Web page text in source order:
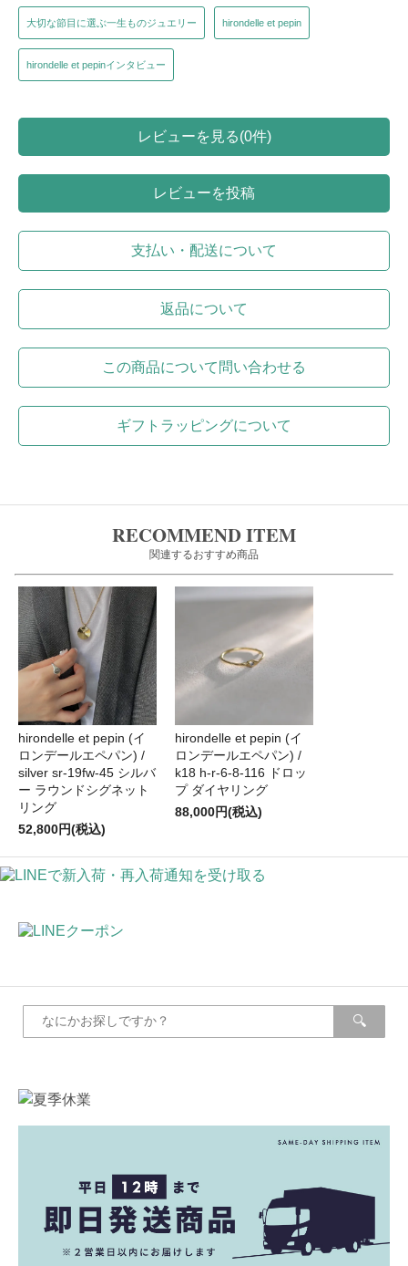
大切な節目に選ぶ一生ものジュエリー hirondelle et pepin
hirondelle et pepinインタビュー
レビューを見る(0件)
レビューを投稿
支払い・配送について
返品について
この商品について問い合わせる
ギフトラッピングについて
RECOMMEND ITEM
関連するおすすめ商品
hirondelle et pepin (イ
ロンデールエペパン) /
silver sr-19fw-45 シルバ
ー ラウンドシグネット
リング
52,800円(税込)
hirondelle et pepin (イ
ロンデールエペパン) /
k18 h-r-6-8-116 ドロッ
プ ダイヤリング
88,000円(税込)